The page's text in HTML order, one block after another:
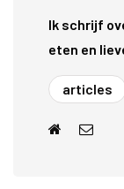
Ik schrijf
eten en
articles